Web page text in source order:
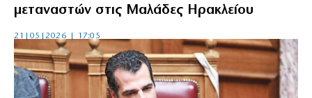
μεταναστών στις Μαλάδες Ηρακλείου
21|05|2026 | 17:05